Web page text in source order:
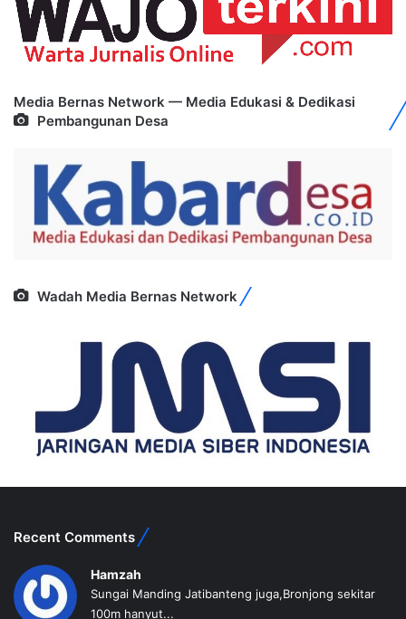
Media Bernas Network — Media Edukasi & Dedikasi
Pembangunan Desa
Wadah Media Bernas Network
Recent Comments
Hamzah
Sungai Manding Jatibanteng juga,Bronjong sekitar
100m hanyut...